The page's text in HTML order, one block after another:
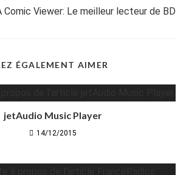
Comic Viewer: Le meilleur lecteur de BD
ÉGALEMENT AIMER
jetAudio Music Player
14/12/2015